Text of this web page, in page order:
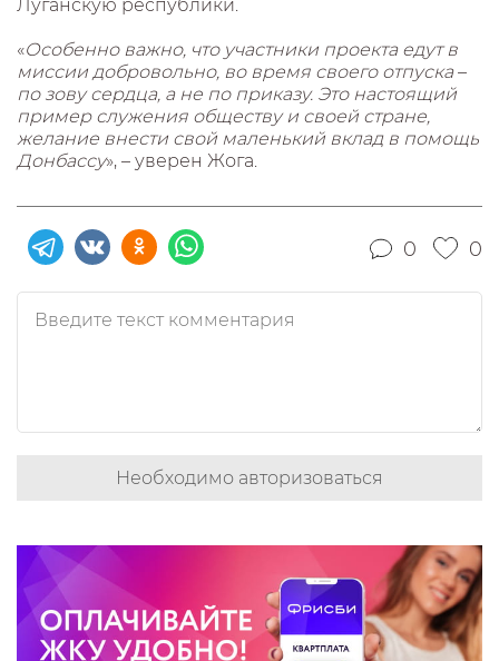
Луганскую республики.
«Особенно важно, что участники проекта едут в
миссии добровольно, во время своего отпуска–
по зову сердца, а не по приказу. Это настоящий
пример служения обществу и своей стране,
желание внести свой маленький вклад в помощь
Донбассу», – уверен Жога.
0 0
Необходимо авторизоваться